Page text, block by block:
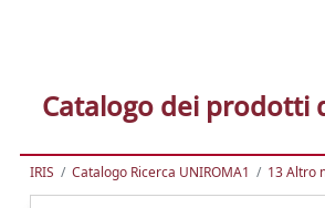
Catalogo dei prodotti
IRIS Catalogo Ricerca UNIROMA1 13 Altro